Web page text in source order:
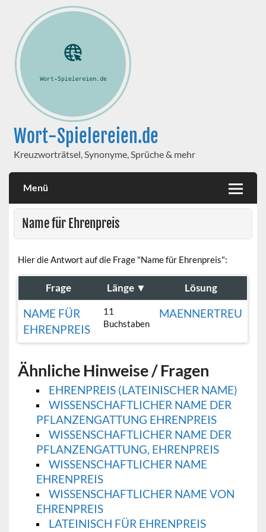
Wort-Spielereien.de
Kreuzworträtsel, Synonyme, Sprüche & mehr
Menü
Name für Ehrenpreis
Hier die Antwort auf die Frage "Name für Ehrenpreis":
Frage Länge ▼ Lösung
NAME FÜR
EHRENPREIS
11
Buchstaben
MAENNERTREU
Ähnliche Hinweise / Fragen
EHRENPREIS (LATEINISCHER NAME)
WISSENSCHAFTLICHER NAME DER
PFLANZENGATTUNG EHRENPREIS
WISSENSCHAFTLICHER NAME DER
PFLANZENGATTUNG, EHRENPREIS
WISSENSCHAFTLICHER NAME
EHRENPREIS
WISSENSCHAFTLICHER NAME VON
EHRENPREIS
LATEINISCH FÜR EHRENPREIS